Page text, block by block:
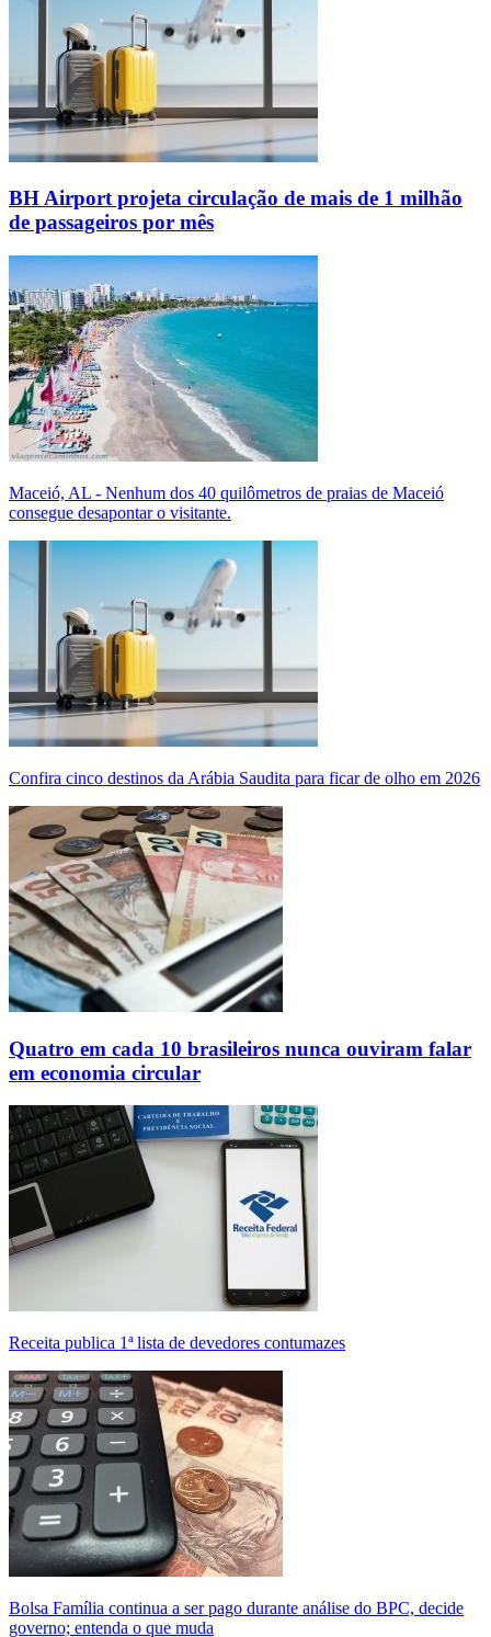
BH Airport projeta circulação de mais de 1 milhão
de passageiros por mês
Maceió, AL - Nenhum dos 40 quilômetros de praias de Maceió
consegue desapontar o visitante.
Confira cinco destinos da Arábia Saudita para ficar de olho em 2026
Quatro em cada 10 brasileiros nunca ouviram falar
em economia circular
Receita publica 1ª lista de devedores contumazes
Bolsa Família continua a ser pago durante análise do BPC, decide
governo; entenda o que muda